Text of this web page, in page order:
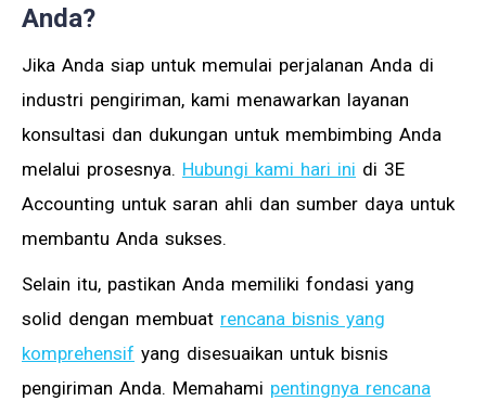
Anda?
Jika Anda siap untuk memulai perjalanan Anda di
industri pengiriman, kami menawarkan layanan
konsultasi dan dukungan untuk membimbing Anda
melalui prosesnya. Hubungi kami hari ini di 3E
Accounting untuk saran ahli dan sumber daya untuk
membantu Anda sukses.
Selain itu, pastikan Anda memiliki fondasi yang
solid dengan membuat rencana bisnis yang
komprehensif yang disesuaikan untuk bisnis
pengiriman Anda. Memahami pentingnya rencana